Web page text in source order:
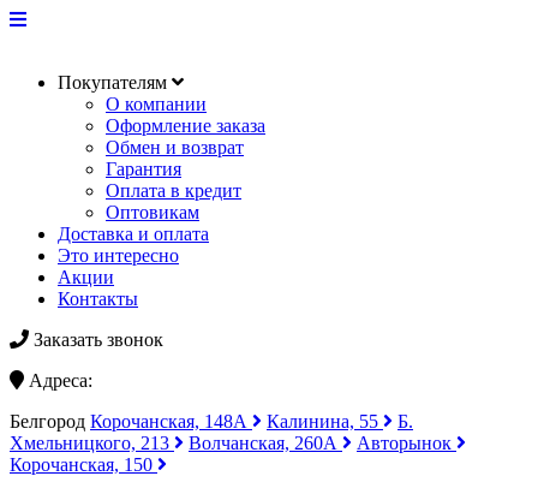
Покупателям
О компании
Оформление заказа
Обмен и возврат
Гарантия
Оплата в кредит
Оптовикам
Доставка и оплата
Это интересно
Акции
Контакты
Заказать звонок
Адреса:
Белгород Корочанская, 148А Калинина, 55
Б.
Хмельницкого, 213
Волчанская, 260А
Авторынок
Корочанская, 150